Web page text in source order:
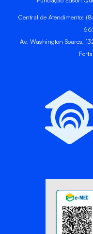
Central de Atendimento:
Av. Washington Soares,